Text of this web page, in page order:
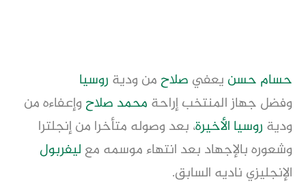
حسام حسن يعفي صلاح من ودية روسيا
وفضل جهاز المنتخب إراحة محمد صلاح وإعفاءه من
ودية روسيا الأخيرة، بعد وصوله متأخرا من إنجلترا
وشعوره بالإجهاد بعد انتهاء موسمه معليفربول
الإنجليزي ناديه السابق.